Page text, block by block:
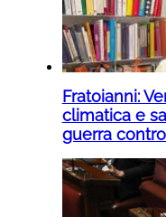
Fratoianni:
climatica e
guerra